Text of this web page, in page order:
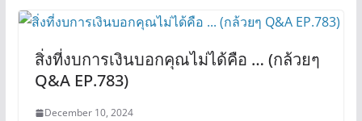
สิ่งที่งบการเงินบอกคุณไม่ได้คือ … (กล้วยๆ
Q&A EP.783)
December 10, 2024